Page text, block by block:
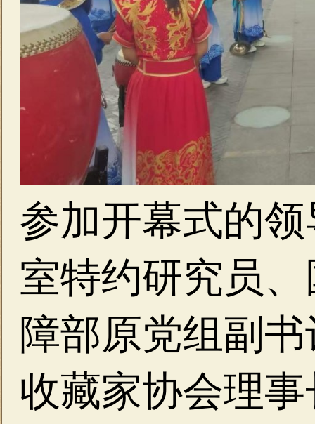
参加开幕式的
室特约研究员
障部原党组副
收藏家协会理事